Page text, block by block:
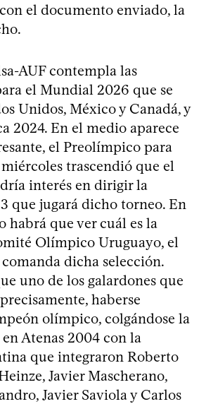
el documento enviado, la
AUF contempla las
el Mundial 2026 que se
Unidos, México y Canadá, y
2024. En el medio aparece
el Preolímpico para
trascendió que el
interés en dirigir la
que jugará dicho torneo. En
habrá que ver cuál es la
Olímpico Uruguayo, el
dicha selección.
uno de los galardones que
haberse
olímpico, colgándose la
Atenas 2004 con la
que integraron Roberto
Javier Mascherano,
Javier Saviola y Carlos